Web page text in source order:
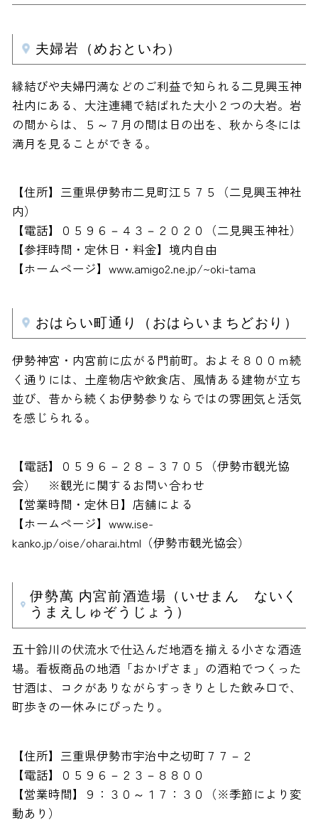
夫婦岩（めおといわ）
縁結びや夫婦円満などのご利益で知られる二見興玉神
社内にある、大注連縄で結ばれた大小２つの大岩。岩
の間からは、５～７月の間は日の出を、秋から冬には
満月を見ることができる。
【住所】三重県伊勢市二見町江５７５（二見興玉神社
内）
【電話】０５９６－４３－２０２０（二見興玉神社）
【参拝時間・定休日・料金】境内自由
【ホームページ】www.amigo2.ne.jp/~oki-tama
おはらい町通り（おはらいまちどおり）
伊勢神宮・内宮前に広がる門前町。およそ８００ｍ続
く通りには、土産物店や飲食店、風情ある建物が立ち
並び、昔から続くお伊勢参りならではの雰囲気と活気
を感じられる。
【電話】０５９６－２８－３７０５（伊勢市観光協
会） ※観光に関するお問い合わせ
【営業時間・定休日】店舗による
【ホームページ】www.ise-
kanko.jp/oise/oharai.html（伊勢市観光協会）
伊勢萬 内宮前酒造場（いせまん ないく
うまえしゅぞうじょう）
五十鈴川の伏流水で仕込んだ地酒を揃える小さな酒造
場。看板商品の地酒「おかげさま」の酒粕でつくった
甘酒は、コクがありながらすっきりとした飲み口で、
町歩きの一休みにぴったり。
【住所】三重県伊勢市宇治中之切町７７－２
【電話】０５９６－２３－８８００
【営業時間】９：３０～１７：３０（※季節により変
動あり）